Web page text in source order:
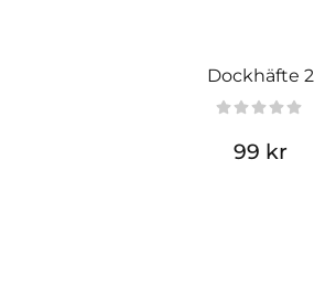
Dockhäfte 2
99 kr